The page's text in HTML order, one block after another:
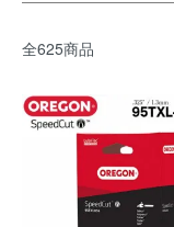
全625商品